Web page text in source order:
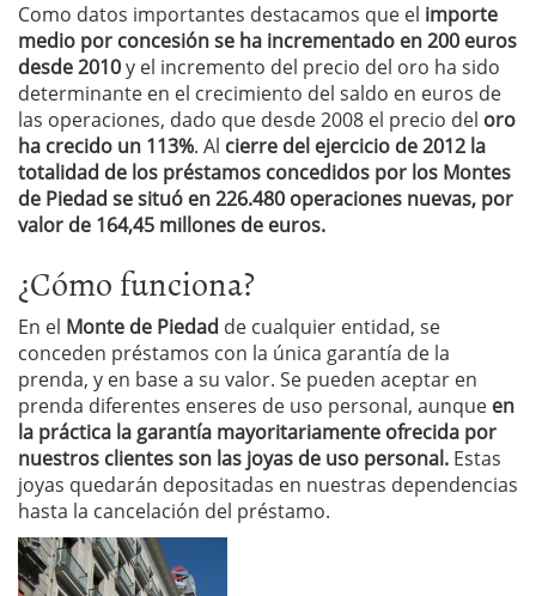
Como datos importantes destacamos que el importe
medio por concesión se ha incrementado en 200 euros
desde 2010y el incremento del precio del oro ha sido
determinante en el crecimiento del saldo en euros de
las operaciones, dado que desde 2008 el precio del oro
ha crecido un 113%. Al cierre del ejercicio de 2012 la
totalidad de los préstamos concedidos por los Montes
de Piedad se situó en 226.480 operaciones nuevas, por
valor de 164,45 millones de euros.
¿Cómo funciona?
En el Monte de Piedad de cualquier entidad, se
conceden préstamos con la única garantía de la
prenda, y en base a su valor. Se pueden aceptar en
prenda diferentes enseres de uso personal, aunque en
la práctica la garantía mayoritariamente ofrecida por
nuestros clientes son las joyas de uso personal. Estas
joyas quedarán depositadas en nuestras dependencias
hasta la cancelación del préstamo.